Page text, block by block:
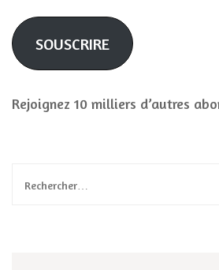
mail
SOUSCRIRE
Rejoignez 10 milliers d’autres
Rechercher :